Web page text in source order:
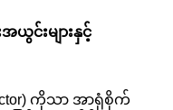
ယွင်းများနှင့်
ကိုသာ အာရုံစိုက်